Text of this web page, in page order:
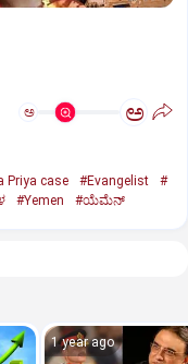
ಅ ಅ
Priya case #Evangelist
#
#Yemen #ಯೆಮೆನ್‌
1 year ago